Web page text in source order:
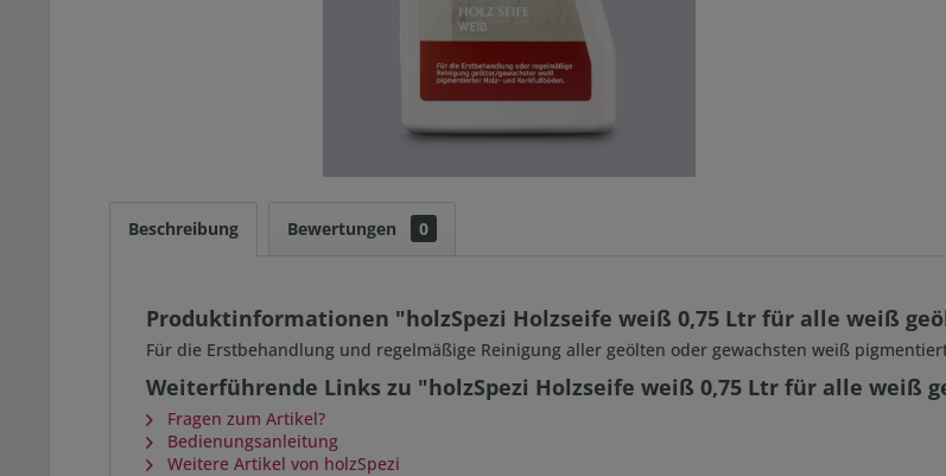
Beschreibung Bewertungen 0
Produktinformationen "holzSpezi Holzseife weiß 0,75 Ltr für alle weiß
Für die Erstbehandlung und regelmäßige Reinigung aller geölten oder gewachsten weiß
Weiterführende Links zu "holzSpezi Holzseife weiß 0,75 Ltr für alle weiß
Fragen zum Artikel?
Bedienungsanleitung
Weitere Artikel von holzSpezi